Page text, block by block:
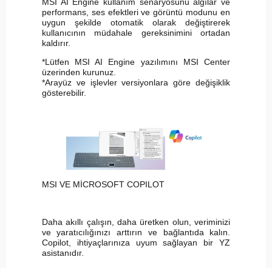
performans, ses efektleri ve görüntü modunu en
uygun şekilde otomatik olarak değiştirerek
kullanıcının müdahale gereksinimini ortadan
kaldırır.
*Lütfen MSI AI Engine yazılımını MSI Center
üzerinden kurunuz.
*Arayüz ve işlevler versiyonlara göre değişiklik
gösterebilir.
MSI VE MİCROSOFT COPILOT
Daha akıllı çalışın, daha üretken olun, veriminizi
ve yaratıcılığınızı arttırın ve bağlantıda kalın.
Copilot, ihtiyaçlarınıza uyum sağlayan bir YZ
asistanıdır.